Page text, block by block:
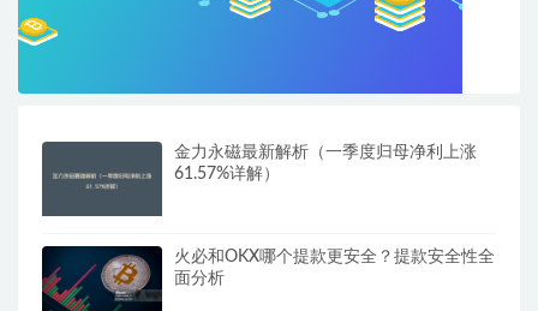
金力永磁最新解析（一季度归母净利上涨
61.57%详解）
火必和OKX哪个提款更安全？提款安全性全
面分析